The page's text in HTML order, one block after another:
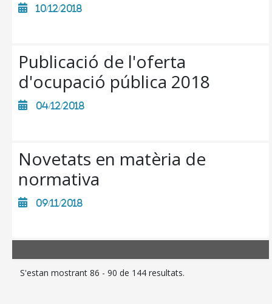
10/12/2018
Publicació de l'oferta
d'ocupació pública 2018
04/12/2018
Novetats en matèria de
normativa
09/11/2018
S'estan mostrant 86 - 90 de 144 resultats.